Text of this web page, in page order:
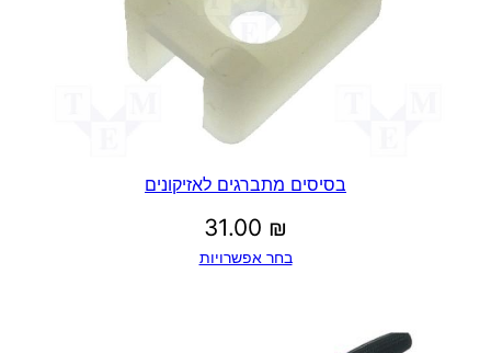
בסיסים מתברגים לאזיקונים
31.00 ₪
בחר אפשרויות